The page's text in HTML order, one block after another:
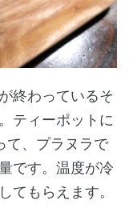
終わっているそ
ティーポットに
て、プラヌラで
です。温度が冷
てもらえます。